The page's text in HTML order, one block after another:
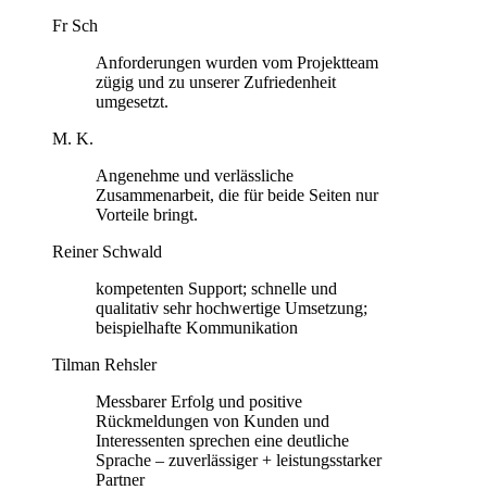
Fr Sch
Anforderungen wurden vom Projektteam
zügig und zu unserer Zufriedenheit
umgesetzt.
M. K.
Angenehme und verlässliche
Zusammenarbeit, die für beide Seiten nur
Vorteile bringt.
Reiner Schwald
kompetenten Support; schnelle und
qualitativ sehr hochwertige Umsetzung;
beispielhafte Kommunikation
Tilman Rehsler
Messbarer Erfolg und positive
Rückmeldungen von Kunden und
Interessenten sprechen eine deutliche
Sprache – zuverlässiger + leistungsstarker
Partner